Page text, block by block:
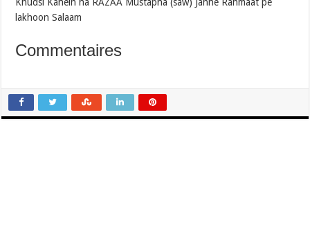
lakhoon Salaam
Commentaires